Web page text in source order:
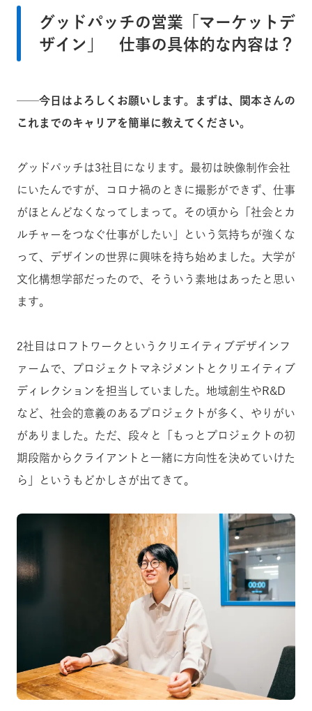
グッドパッチの営業「マーケットデ
ザイン」 仕事の具体的な内容は？
──今日はよろしくお願いします。まずは、関本さんの
これまでのキャリアを簡単に教えてください。
グッドパッチは3社目になります。最初は映像制作会社
にいたんですが、コロナ禍のときに撮影ができず、仕事
がほとんどなくなってしまって。その頃から「社会とカ
ルチャーをつなぐ仕事がしたい」という気持ちが強くな
って、デザインの世界に興味を持ち始めました。大学が
文化構想学部だったので、そういう素地はあったと思い
ます。
2社目はロフトワークというクリエイティブデザインフ
ァームで、プロジェクトマネジメントとクリエイティブ
ディレクションを担当していました。地域創生やR&D
など、社会的意義のあるプロジェクトが多く、やりがい
がありました。ただ、段々と「もっとプロジェクトの初
期段階からクライアントと一緒に方向性を決めていけた
ら」というもどかしさが出てきて。